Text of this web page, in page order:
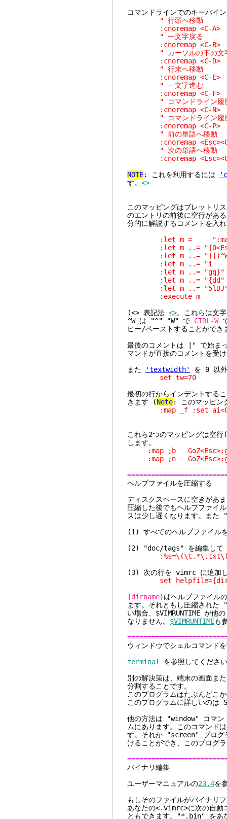
コマンドラインでのキーバイ
" 行頭へ移動
:cnoremap <C-
" 一文字戻る
:cnoremap <C-
" カーソルの下の文字
:cnoremap <C-
" 行末へ移動
:cnoremap <C-
" 一文字進む
:cnoremap <C-
" コマンドライン履歴
:cnoremap <C-
" コマンドライン履歴
:cnoremap <C-
" 前の単語へ移動
:cnoremap
" 次の単語へ移動
:cnoremap
NOTE: これを利用するには
す。 <>
このマッピングはブレットリ
のエントリの前後に空行があ
分的に解説するコメントを入
:let m = ":map _f
:let m ..=
:let m ..=
:let m ..= "i <CR>
:let m ..= "gq}"
:let m ..=
:let m ..= "5lDJ"
:execute m
(<> 表記法 <>。これらは文
^W は "^" "W" で CTRL-W
ピー/ペーストすることができ
最後のコメントは |" で始ま
マンドが直接のコメントを受
また
'textwidth'
を 0 以外
set tw=70
最初の行からインデントする
きます (Note: このマッピン
:map _f :set
これら2つのマッピングは空
します。
:map ;b
:map ;n GoZ<Esc>:g/
ヘルプファ
ディスクスペースに空きがあ
圧縮した後でもヘルプファイ
スは少し遅くなります。ま
(1) すべてのヘルプファイ
(2) "doc/tags" を編集し
(3) 次の行を vimrc に追加
set
{dirname}はヘルプファイル
ます。それともし圧縮され
い場合、$VIMRUNTIME が他
なりません。 $VIMRUNTIMEも
ウィンドウでシェ
terminal
を参照してくださ
別の解決策は、端末の画面
分割することです。
このプログラムはたぶんどこ
このプログラムに詳しいの
他の方法は "window" コマン
ムにあります。このコマンド
す。それか "screen" プログ
けることができ、このプログ
バイナ
ユーザーマニュアルの23.4を
もしそのファイルがバイナリ
あなたの<.vimrc>に次の自動
ともできます。"*.bin" をあ